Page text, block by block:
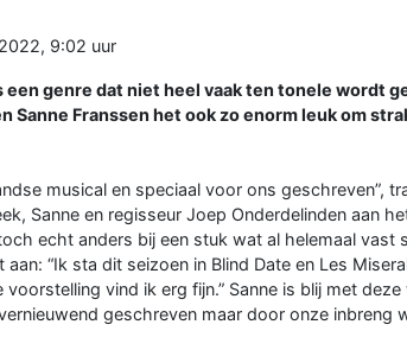
9:02 uur
een genre dat niet heel vaak ten tonele wordt
Sanne Franssen het ook zo enorm leuk om
musical en speciaal voor ons geschreven”,
Sanne en regisseur Joep Onderdelinden aan
echt anders bij een stuk wat al helemaal vast
aan: “Ik sta dit seizoen in Blind Date en Les
vind ik erg fijn.” Sanne is blij met deze
geschreven maar door onze inbreng